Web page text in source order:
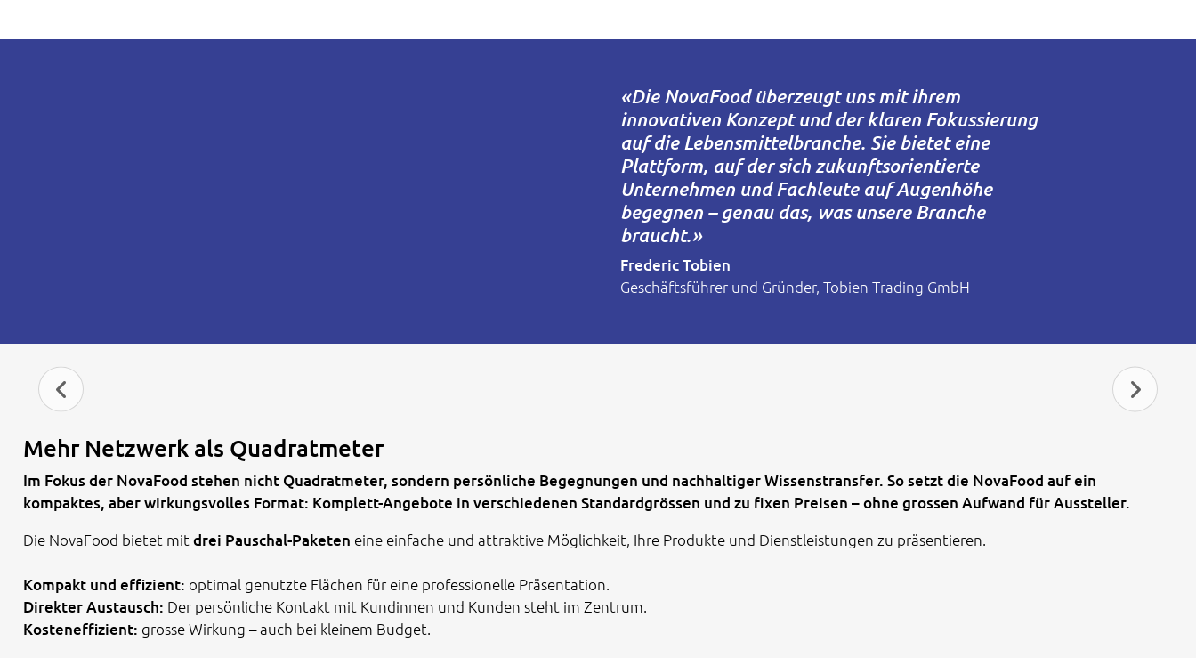
«Die NovaFood überzeugt uns mit ihrem
innovativen Konzept und der klaren Fokussierung
auf die Lebensmittelbranche. Sie bietet eine
Plattform, auf der sich zukunftsorientierte
Unternehmen und Fachleute auf Augenhöhe
begegnen – genau das, was unsere Branche
braucht.»
Frederic Tobien
Geschäftsführer und Gründer, Tobien Trading GmbH
Mehr Netzwerk als Quadratmeter
Im Fokus der NovaFood stehen nicht Quadratmeter, sondern persönliche Begegnungen und nachhaltiger Wissenstransfer. So setzt die NovaFood auf ein
kompaktes, aber wirkungsvolles Format: Komplett-Angebote in verschiedenen Standardgrössen und zu fixen Preisen – ohne grossen Aufwand für Aussteller.
Die NovaFood bietet mit drei Pauschal-Paketen eine einfache und attraktive Möglichkeit, Ihre Produkte und Dienstleistungen zu präsentieren.
Kompakt und effizient: optimal genutzte Flächen für eine professionelle Präsentation.
Direkter Austausch: Der persönliche Kontakt mit Kundinnen und Kunden steht im Zentrum.
Kosteneffizient: grosse Wirkung – auch bei kleinem Budget.